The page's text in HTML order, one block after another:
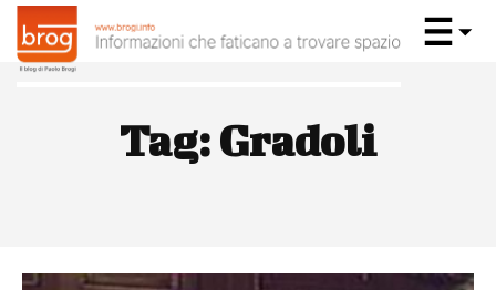
Tag: Gradoli